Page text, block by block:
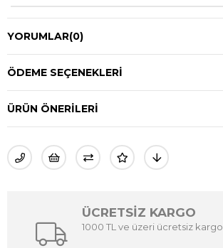
YORUMLAR(0)
ÖDEME SEÇENEKLERI
ÜRÜN ÖNERILERI
ÜCRETSİZ KARGO
1000 TL ve üzeri ücretsiz kargo.